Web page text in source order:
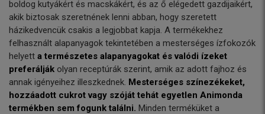
boldog kutyákért és macskákért, és az ő elégedett gazdijaikért,
akik biztosak szeretnének lenni abban, hogy szeretett
házikedvencük csakis a legjobbat kapja. A termékekhez
felhasznált alapanyagok tekintetében a mesterséges ízfokozók
helyett a természetes alapanyagokat és valódi ízeket
preferálják olyan receptúrák szerint, amik az adott fajhoz és
annak igényeihez illeszkednek. Mesterséges színezékeket,
hozzáadott cukrot vagy szóját tehát egyetlen Animonda
termékben sem fogunk találni. Minden terméküket a